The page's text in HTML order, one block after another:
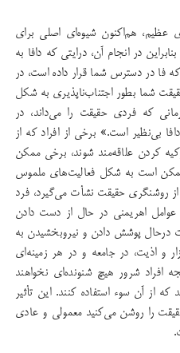
هم‌اكنون شیوه‌ای اصلی برای
در انجام آن، درایتی كه دافا به
فا در دسترس شما قرار داده است، در
شما بطور اجتناب‌ناپذیری به شکل
كه فردی حقیقت را می‌داند، در
بی‌نظیر است.» برخی از افراد كه از
کردن علاقه‌مند شوند، برخی ممکن
است به شكل فعالیت‌های ملموس
روشنگری حقیقت نشأت می‌گیرد، فرد
اهریمنی در حال از دست دادن
درحال پوشش دادن و نیروبخشیدن به
و اذیت، در جامعه و در هر زمینه‌ای
افراد شرور هیچ شنونده‌ای نخواهند
از آن سوء استفاده ‌كنند. این تأثیر
را روشن می‌كنید معمولی و عادی